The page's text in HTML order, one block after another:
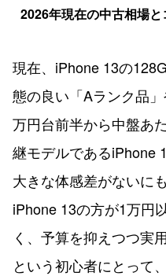
2026年現在の中古相場
現在、iPhone 13の
態の良い「Aランク品
万円台前半から中盤あ
継モデルであるiPhone
大きな体感差がないに
iPhone 13の方が1万円
く、予算を抑えつつ実
という初心者にとって